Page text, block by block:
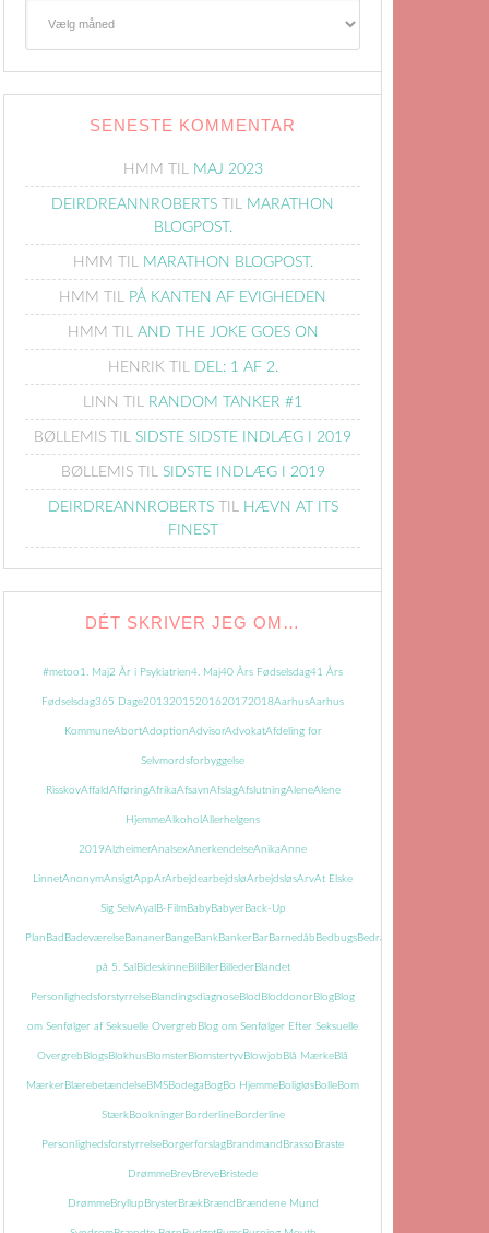
SENESTE KOMMENTAR
HMM TIL MAJ 2023
DEIRDREANNROBERTS TIL MARATHON
BLOGPOST.
HMM TIL MARATHON BLOGPOST.
HMM TIL PÅ KANTEN AF EVIGHEDEN
HMM TIL AND THE JOKE GOES ON
HENRIKTIL DEL: 1 AF 2.
LINN TIL RANDOM TANKER #1
BØLLEMIS TIL SIDSTE SIDSTE INDLÆG I 2019
BØLLEMISTIL SIDSTE INDLÆG I 2019
DEIRDREANNROBERTSTIL HÆVN AT ITS
FINEST
DÉT SKRIVER JEG OM…
#metoo 1. Maj2 År i Psykiatrien4. Maj40 Års Fødselsdag41 Års
Fødselsdag365 Dage20132015201620172018AarhusAarhus
KommuneAbortAdoptionAdvisorAdvokatAfdeling for
Selvmordsforbyggelse
RisskovAffald AfføringAfrikaAfsavnAfslagAfslutningAleneAlene
HjemmeAlkohol Allerhelgens
2019AlzheimerAnalsexAnerkendelseAnikaAnne
LinnetAnonymAnsigtAppArArbejdearbejdsløArbejdsløsArvAt Elske
Sig SelvAyal B-FilmBabyBabyerBack-Up
Plan Bad BadeværelseBananerBangeBankBankerBarBarnedåb BedbugsBedrageri
på 5. Sal BideskinneBil BilerBillederBlandet
PersonlighedsforstyrrelseBlandingsdiagnoseBlod BloddonorBlogBlog
om Senfølger af Seksuelle Overgreb Blog om Senfølger Efter Seksuelle
Overgreb BlogsBlokhusBlomsterBlomstertyvBlowjob Blå MærkeBlå
MærkerBlærebetændelseBMSBodega BogBo HjemmeBoligløsBolleBom
StærkBookningerBorderlineBorderline
PersonlighedsforstyrrelseBorgerforslagBrandmand Brasso Braste
DrømmeBrevBreveBristede
DrømmeBryllup BrysterBrækBrænd Brændene Mund